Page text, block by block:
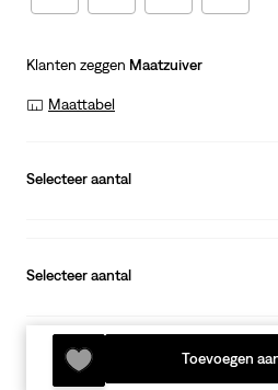
Klanten zeggen Maatzuiver
Maattabel
Selecteer aantal
Selecteer aantal
Toevoegen